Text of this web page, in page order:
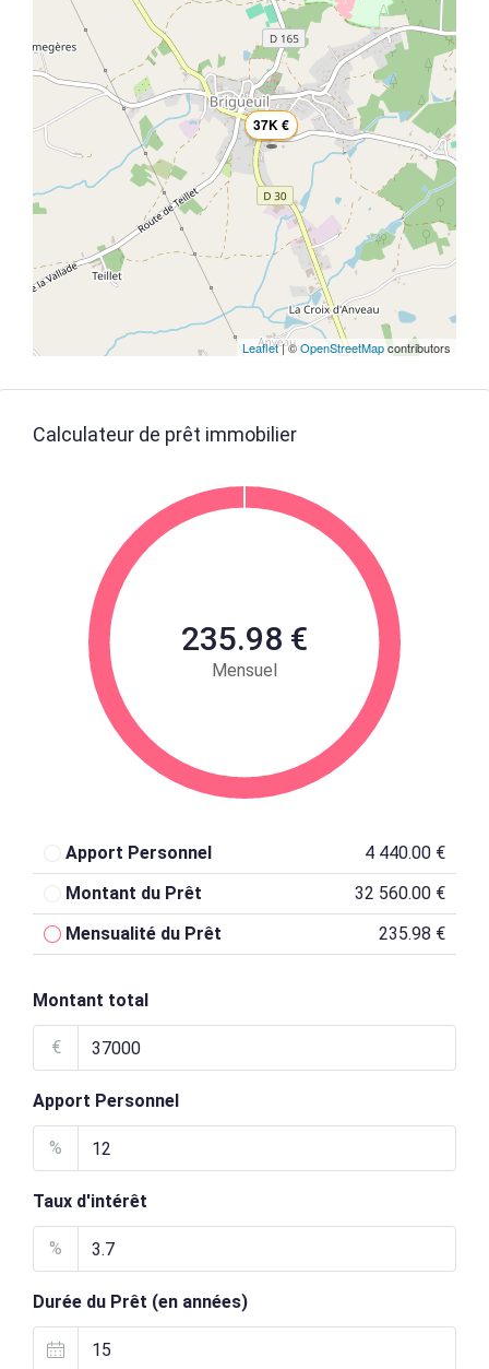
37K €
Leaflet| ©OpenStreetMapcontributors
Calculateur de prêt immobilier
235.98 €
Mensuel
Apport Personnel
4 440.00 €
Montant du Prêt
32 560.00 €
Mensualité du Prêt
235.98 €
Montant total
€
Apport Personnel
%
Taux d'intérêt
%
Durée du Prêt (en années)